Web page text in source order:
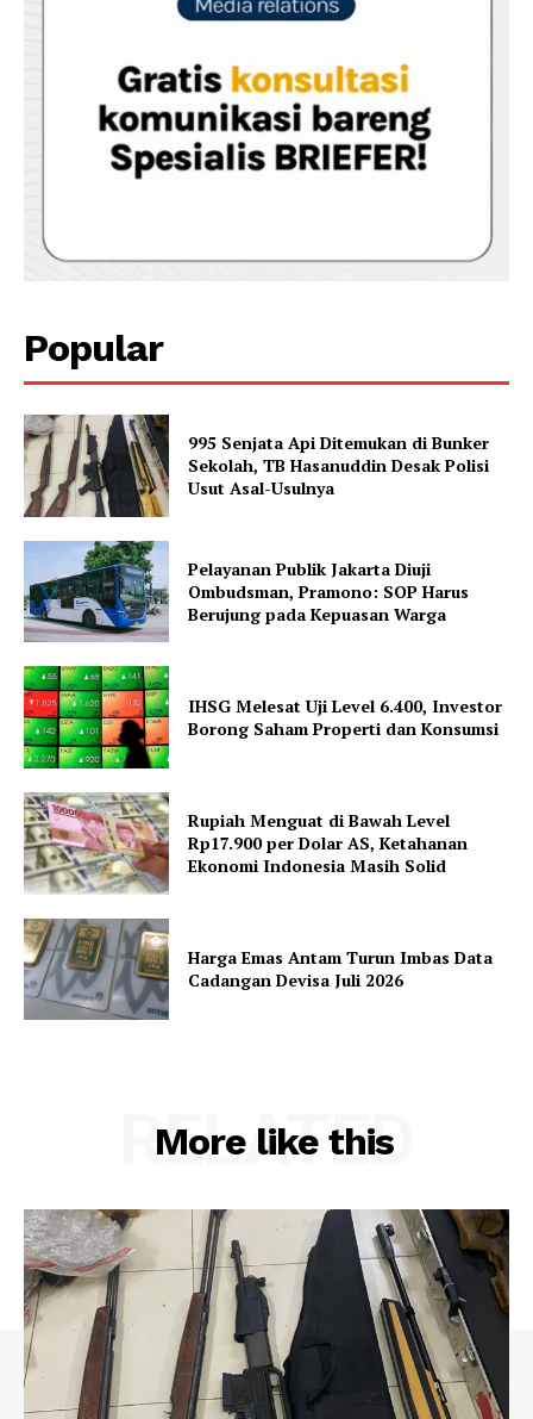
Popular
995 Senjata Api Ditemukan di Bunker
Sekolah, TB Hasanuddin Desak Polisi
Usut Asal-Usulnya
Pelayanan Publik Jakarta Diuji
Ombudsman, Pramono: SOP Harus
Berujung pada Kepuasan Warga
IHSG Melesat Uji Level 6.400, Investor
Borong Saham Properti dan Konsumsi
Rupiah Menguat di Bawah Level
Rp17.900 per Dolar AS, Ketahanan
Ekonomi Indonesia Masih Solid
Harga Emas Antam Turun Imbas Data
Cadangan Devisa Juli 2026
More like this
RELATED